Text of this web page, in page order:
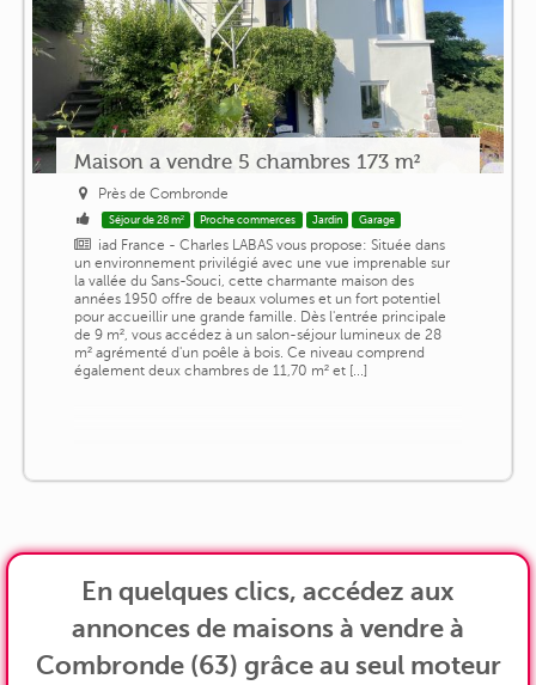
Maison a vendre 5 chambres 173 m²
Près de Combronde
Séjour de 28 m² Proche commerces Jardin Garage
iad France - Charles LABAS vous propose: Située dans
un environnement privilégié avec une vue imprenable sur
la vallée du Sans-Souci, cette charmante maison des
années 1950 offre de beaux volumes et un fort potentiel
pour accueillir une grande famille. Dès l'entrée principale
de 9 m², vous accédez à un salon-séjour lumineux de 28
m² agrémenté d'un poêle à bois. Ce niveau comprend
également deux chambres de 11,70 m² et [...]
En quelques clics, accédez aux
annonces de maisons à vendre à
Combronde (63) grâce au seul moteur